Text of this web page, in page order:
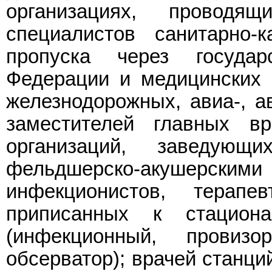
организациях,
специалистов
пропуска через
Федерации и медицинских
железнодорожных, авиа-,
заместителей главных
организаций,
фельдшерско-
инфекционистов,
приписанных к
(инфекционный,
обсерватор); врачей